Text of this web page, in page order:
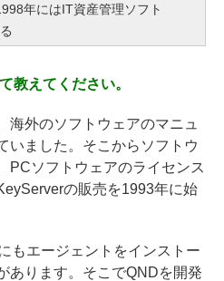
年にはIT資産管理ソフト
教えてください。
海外のソフトウェアのマニュ
いました。そこからソフトウ
PCソフトウェアのライセンス
の販売を1993年に始
もエージェントをインストー
あります。そこでQNDを開発